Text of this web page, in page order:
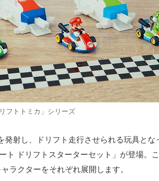
フトトミカ」シリーズ
射し、ドリフト走行させられる玩具とな
ト ドリフトスターターセット」が登場。
ラクターをそれぞれ展開します。